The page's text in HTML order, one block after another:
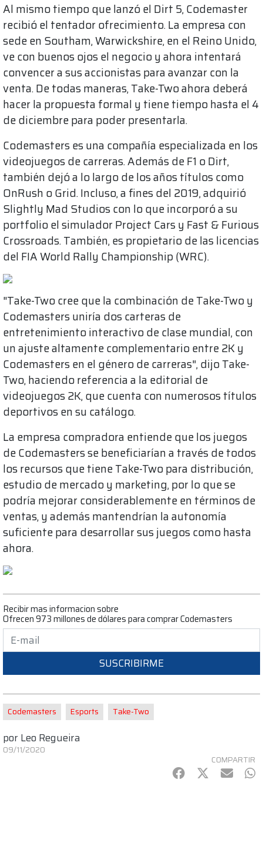
Al mismo tiempo que lanzó el Dirt 5, Codemaster
recibió el tentador ofrecimiento. La empresa con
sede en Southam, Warwickshire, en el Reino Unido,
ve con buenos ojos el negocio y ahora intentará
convencer a sus accionistas para avanzar con la
venta. De todas maneras, Take-Two ahora deberá
hacer la propuesta formal y tiene tiempo hasta el 4
de diciembre para poder presentarla.
Codemasters es una compañía especializada en los
videojuegos de carreras. Además de F1 o Dirt,
también dejó a lo largo de los años títulos como
OnRush o Grid. Incluso, a fines del 2019, adquirió
Slightly Mad Studios con lo que incorporó a su
portfolio el simulador Project Cars y Fast & Furious
Crossroads. También, es propietario de las licencias
del FIA World Rally Championship (WRC).
"Take-Two cree que la combinación de Take-Two y
Codemasters uniría dos carteras de
entretenimiento interactivo de clase mundial, con
un ajuste altamente complementario entre 2K y
Codemasters en el género de carreras", dijo Take-
Two, haciendo referencia a la editorial de
videojuegos 2K, que cuenta con numerosos títulos
deportivos en su catálogo.
La empresa compradora entiende que los juegos
de Codemasters se beneficiarían a través de todos
los recursos que tiene Take-Two para distribución,
estudio de mercado y marketing, por lo que se
podría mejorar considerablemente en términos de
ventas, y además mantendrían la autonomía
suficiente para desarrollar sus juegos como hasta
ahora.
Recibir mas informacion sobre
Ofrecen 973 millones de dólares para comprar Codemasters
SUSCRIBIRME
Codemasters Esports Take-Two
por Leo Regueira
09/11/2020
COMPARTIR
Facebook
Twitter
mail